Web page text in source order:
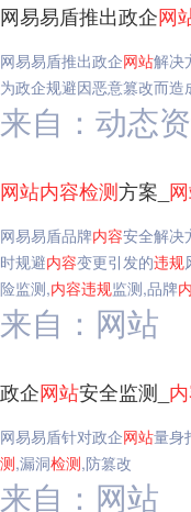
网易易盾推出政企网
网易易盾推出政企网站解决
为政企规避因恶意篡改而造
来自：动态
网站内容检测方案_
网易易盾品牌内容安全解决
时规避内容变更引发的违规
险监测,内容违规监测,品牌
来自：网站
政企网站安全监测_
网易易盾针对政企网站量身
测,漏洞检测,防篡改
来自：网站